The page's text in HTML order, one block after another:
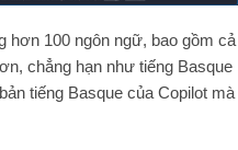
hơn 100 ngôn ngữ, bao gồm cả
chẳng hạn như tiếng Basque
tiếng Basque của Copilot mà